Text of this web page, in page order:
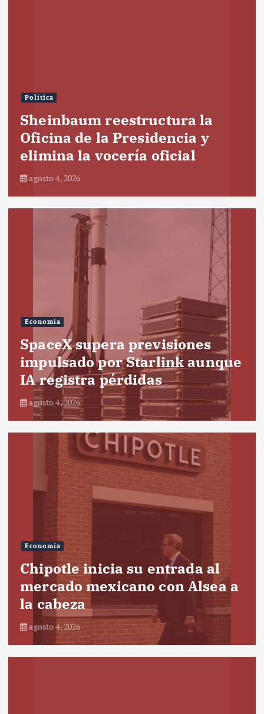
Política
Sheinbaum reestructura la
Oficina de la Presidencia y
elimina la vocería oficial
agosto 4, 2026
Economía
SpaceX supera previsiones
impulsado por Starlink aunque
IA registra pérdidas
agosto 4, 2026
Economía
Chipotle inicia su entrada al
mercado mexicano con Alsea a
la cabeza
agosto 4, 2026